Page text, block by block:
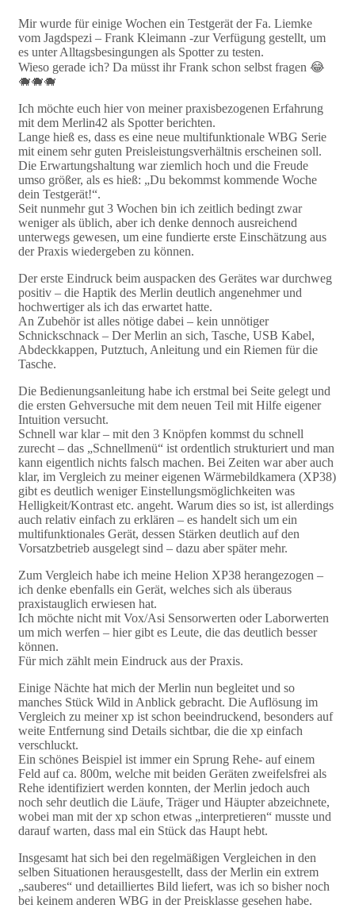
Mir wurde für einige Wochen ein Testgerät der Fa. Liemke
vom Jagdspezi – Frank Kleimann -zur Verfügung gestellt, um
es unter Alltagsbesingungen als Spotter zu testen.
Wieso gerade ich? Da müsst ihr Frank schon selbst fragen 😂
🐗🐗🐗
Ich möchte euch hier von meiner praxisbezogenen Erfahrung
mit dem Merlin42 als Spotter berichten.
Lange hieß es, dass es eine neue multifunktionale WBG Serie
mit einem sehr guten Preisleistungsverhältnis erscheinen soll.
Die Erwartungshaltung war ziemlich hoch und die Freude
umso größer, als es hieß: „Du bekommst kommende Woche
dein Testgerät!“.
Seit nunmehr gut 3 Wochen bin ich zeitlich bedingt zwar
weniger als üblich, aber ich denke dennoch ausreichend
unterwegs gewesen, um eine fundierte erste Einschätzung aus
der Praxis wiedergeben zu können.
Der erste Eindruck beim auspacken des Gerätes war durchweg
positiv – die Haptik des Merlin deutlich angenehmer und
hochwertiger als ich das erwartet hatte.
An Zubehör ist alles nötige dabei – kein unnötiger
Schnickschnack – Der Merlin an sich, Tasche, USB Kabel,
Abdeckkappen, Putztuch, Anleitung und ein Riemen für die
Tasche.
Die Bedienungsanleitung habe ich erstmal bei Seite gelegt und
die ersten Gehversuche mit dem neuen Teil mit Hilfe eigener
Intuition versucht.
Schnell war klar – mit den 3 Knöpfen kommst du schnell
zurecht – das „Schnellmenü“ ist ordentlich strukturiert und man
kann eigentlich nichts falsch machen. Bei Zeiten war aber auch
klar, im Vergleich zu meiner eigenen Wärmebildkamera (XP38)
gibt es deutlich weniger Einstellungsmöglichkeiten was
Helligkeit/Kontrast etc. angeht. Warum dies so ist, ist allerdings
auch relativ einfach zu erklären – es handelt sich um ein
multifunktionales Gerät, dessen Stärken deutlich auf den
Vorsatzbetrieb ausgelegt sind – dazu aber später mehr.
Zum Vergleich habe ich meine Helion XP38 herangezogen –
ich denke ebenfalls ein Gerät, welches sich als überaus
praxistauglich erwiesen hat.
Ich möchte nicht mit Vox/Asi Sensorwerten oder Laborwerten
um mich werfen – hier gibt es Leute, die das deutlich besser
können.
Für mich zählt mein Eindruck aus der Praxis.
Einige Nächte hat mich der Merlin nun begleitet und so
manches Stück Wild in Anblick gebracht. Die Auflösung im
Vergleich zu meiner xp ist schon beeindruckend, besonders auf
weite Entfernung sind Details sichtbar, die die xp einfach
verschluckt.
Ein schönes Beispiel ist immer ein Sprung Rehe- auf einem
Feld auf ca. 800m, welche mit beiden Geräten zweifelsfrei als
Rehe identifiziert werden konnten, der Merlin jedoch auch
noch sehr deutlich die Läufe, Träger und Häupter abzeichnete,
wobei man mit der xp schon etwas „interpretieren“ musste und
darauf warten, dass mal ein Stück das Haupt hebt.
Insgesamt hat sich bei den regelmäßigen Vergleichen in den
selben Situationen herausgestellt, dass der Merlin ein extrem
„sauberes“ und detailliertes Bild liefert, was ich so bisher noch
bei keinem anderen WBG in der Preisklasse gesehen habe.